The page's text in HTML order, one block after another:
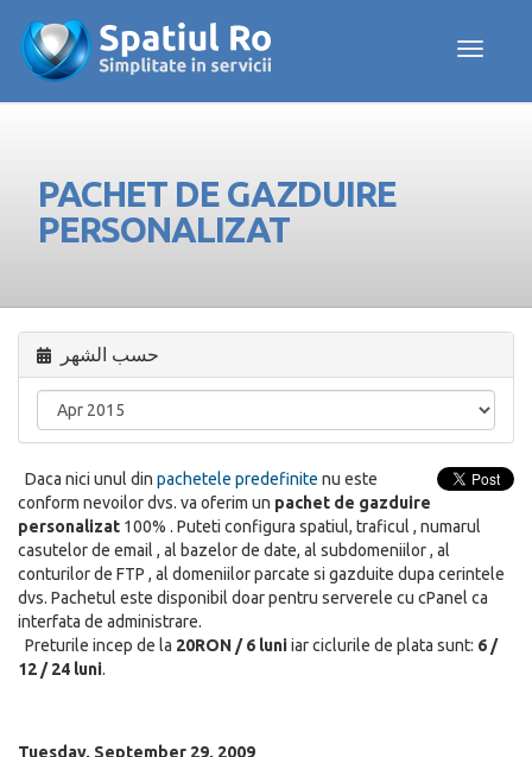
Toggle
PACHET DE GAZDUIRE
PERSONALIZAT
حسب الشهر
Daca nici unul din pachetele predefinite nu este
conform nevoilor dvs. va oferim un pachet de gazduire
personalizat 100% . Puteti configura spatiul, traficul , numarul
casutelor de email , al bazelor de date, al subdomeniilor , al
conturilor de FTP , al domeniilor parcate si gazduite dupa cerintele
dvs. Pachetul este disponibil doar pentru serverele cu cPanel ca
interfata de administrare.
Preturile incep de la 20RON / 6 luniiar ciclurile de plata sunt: 6 /
12 / 24 luni.
Tuesday, September 29, 2009